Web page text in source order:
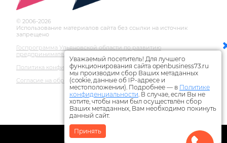
© 2006-2026
Использование материалов сайта без ссылки на источник
запрещено
Госпрограмма Ульяновской области по развитию
предпринимательства
Политика конфиденциальности
Согласие на обработку персональных данных
Уважаемый посетитель! Для лучшего
функционирования сайта openbusiness73.ru
мы производим сбор Ваших метаданных
(cookie, данные об IP-адресе и
местоположении). Подробнее — в Политике
конфиденциальности. В случае, если Вы не
хотите, чтобы нами был осуществлён сбор
Ваших метаданных, Вам необходимо покинуть
данный сайт.